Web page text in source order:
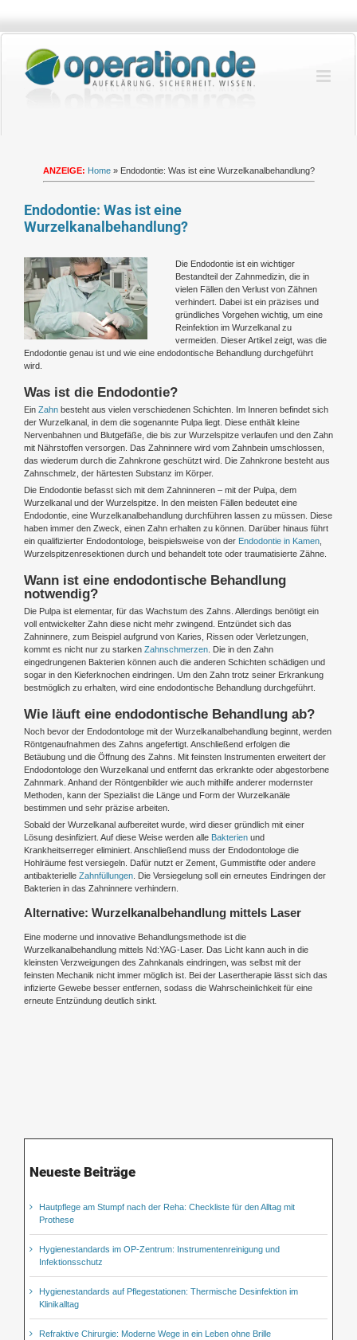
springen
ANZEIGE: Home» Endodontie: Was ist eine Wurzelkanalbehandlung?
Endodontie: Was ist eine
Wurzelkanalbehandlung?
Zeige
grösseres
Bild
Die Endodontie ist ein wichtiger
Bestandteil der Zahnmedizin, die in
vielen Fällen den Verlust von Zähnen
verhindert. Dabei ist ein präzises und
gründliches Vorgehen wichtig, um eine
Reinfektion im Wurzelkanal zu
vermeiden. Dieser Artikel zeigt, was die
Endodontie genau ist und wie eine endodontische Behandlung durchgeführt
wird.
Was ist die Endodontie?
Ein Zahn besteht aus vielen verschiedenen Schichten. Im Inneren befindet sich
der Wurzelkanal, in dem die sogenannte Pulpa liegt. Diese enthält kleine
Nervenbahnen und Blutgefäße, die bis zur Wurzelspitze verlaufen und den Zahn
mit Nährstoffen versorgen. Das Zahninnere wird vom Zahnbein umschlossen,
das wiederum durch die Zahnkrone geschützt wird. Die Zahnkrone besteht aus
Zahnschmelz, der härtesten Substanz im Körper.
Die Endodontie befasst sich mit dem Zahninneren – mit der Pulpa, dem
Wurzelkanal und der Wurzelspitze. In den meisten Fällen bedeutet eine
Endodontie, eine Wurzelkanalbehandlung durchführen lassen zu müssen. Diese
haben immer den Zweck, einen Zahn erhalten zu können. Darüber hinaus führt
ein qualifizierter Endodontologe, beispielsweise von der Endodontie in Kamen
Wurzelspitzenresektionen durch und behandelt tote oder traumatisierte Zähne.
Wann ist eine endodontische Behandlung
notwendig?
Die Pulpa ist elementar, für das Wachstum des Zahns. Allerdings benötigt ein
voll entwickelter Zahn diese nicht mehr zwingend. Entzündet sich das
Zahninnere, zum Beispiel aufgrund von Karies, Rissen oder Verletzungen,
kommt es nicht nur zu starken Zahnschmerzen . Die in den Zahn
eingedrungenen Bakterien können auch die anderen Schichten schädigen und
sogar in den Kieferknochen eindringen. Um den Zahn trotz seiner Erkrankung
bestmöglich zu erhalten, wird eine endodontische Behandlung durchgeführt.
Wie läuft eine endodontische Behandlung ab?
Noch bevor der Endodontologe mit der Wurzelkanalbehandlung beginnt, werden
Röntgenaufnahmen des Zahns angefertigt. Anschließend erfolgen die
Betäubung und die Öffnung des Zahns. Mit feinsten Instrumenten erweitert der
Endodontologe den Wurzelkanal und entfernt das erkrankte oder abgestorbene
Zahnmark. Anhand der Röntgenbilder wie auch mithilfe anderer modernster
Methoden, kann der Spezialist die Länge und Form der Wurzelkanäle
bestimmen und sehr präzise arbeiten.
Sobald der Wurzelkanal aufbereitet wurde, wird dieser gründlich mit einer
Lösung desinfiziert. Auf diese Weise werden alle Bakterien und
Krankheitserreger eliminiert. Anschließend muss der Endodontologe die
Hohlräume fest versiegeln. Dafür nutzt er Zement, Gummistifte oder andere
antibakterielle Zahnfüllungen. Die Versiegelung soll ein erneutes Eindringen der
Bakterien in das Zahninnere verhindern.
Alternative: Wurzelkanalbehandlung mittels Laser
Eine moderne und innovative Behandlungsmethode ist die
Wurzelkanalbehandlung mittels Nd:YAG-Laser. Das Licht kann auch in die
kleinsten Verzweigungen des Zahnkanals eindringen, was selbst mit der
feinsten Mechanik nicht immer möglich ist. Bei der Lasertherapie lässt sich das
infizierte Gewebe besser entfernen, sodass die Wahrscheinlichkeit für eine
erneute Entzündung deutlich sinkt.
Neueste Beiträge
Hautpflege am Stumpf nach der Reha: Checkliste für den Alltag mit
Prothese
Hygienestandards im OP-Zentrum: Instrumentenreinigung und
Infektionsschutz
Hygienestandards auf Pflegestationen: Thermische Desinfektion im
Klinikalltag
Refraktive Chirurgie: Moderne Wege in ein Leben ohne Brille